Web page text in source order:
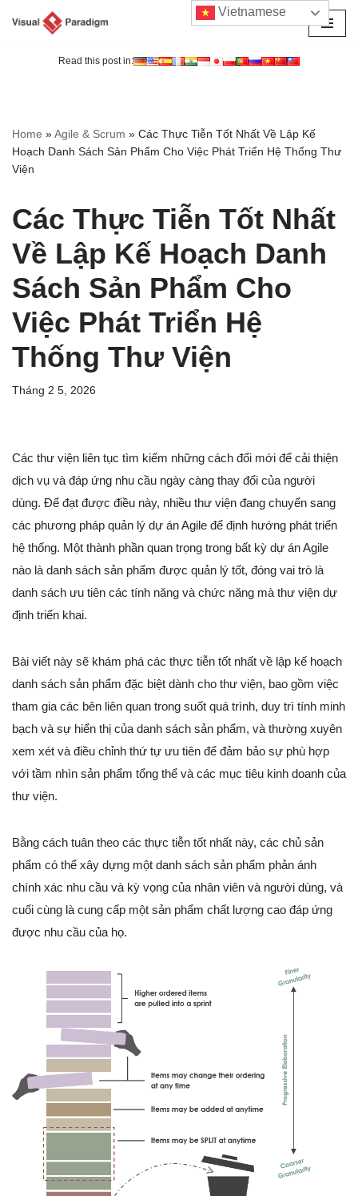
Read this post in:
Home »Agile & Scrum » Các Thực Tiễn Tốt Nhất Về Lập Kế
Hoạch Danh Sách Sản Phẩm Cho Việc Phát Triển Hệ Thống Thư
Viện
Các Thực Tiễn Tốt Nhất
Về Lập Kế Hoạch Danh
Sách Sản Phẩm Cho
Việc Phát Triển Hệ
Thống Thư Viện
Tháng 2 5, 2026
Các thư viện liên tục tìm kiếm những cách đổi mới để cải thiện
dịch vụ và đáp ứng nhu cầu ngày càng thay đổi của người
dùng. Để đạt được điều này, nhiều thư viện đang chuyển sang
các phương pháp quản lý dự án Agile để định hướng phát triển
hệ thống. Một thành phần quan trọng trong bất kỳ dự án Agile
nào là danh sách sản phẩm được quản lý tốt, đóng vai trò là
danh sách ưu tiên các tính năng và chức năng mà thư viện dự
định triển khai.
Bài viết này sẽ khám phá các thực tiễn tốt nhất về lập kế hoạch
danh sách sản phẩm đặc biệt dành cho thư viện, bao gồm việc
tham gia các bên liên quan trong suốt quá trình, duy trì tính minh
bạch và sự hiển thị của danh sách sản phẩm, và thường xuyên
xem xét và điều chỉnh thứ tự ưu tiên để đảm bảo sự phù hợp
với tầm nhìn sản phẩm tổng thể và các mục tiêu kinh doanh của
thư viện.
Bằng cách tuân theo các thực tiễn tốt nhất này, các chủ sản
phẩm có thể xây dựng một danh sách sản phẩm phản ánh
chính xác nhu cầu và kỳ vọng của nhân viên và người dùng, và
cuối cùng là cung cấp một sản phẩm chất lượng cao đáp ứng
được nhu cầu của họ.
Vietnamese